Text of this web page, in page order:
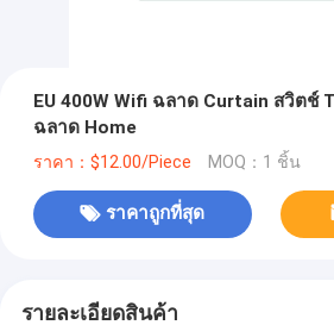
EU 400W Wifi ฉลาด Curtain สวิตช์
ฉลาด Home
ราคา：$12.00/Piece MOQ：1 ชิ้น
ราคาถูกที่สุด
รายละเอียดสินค้า